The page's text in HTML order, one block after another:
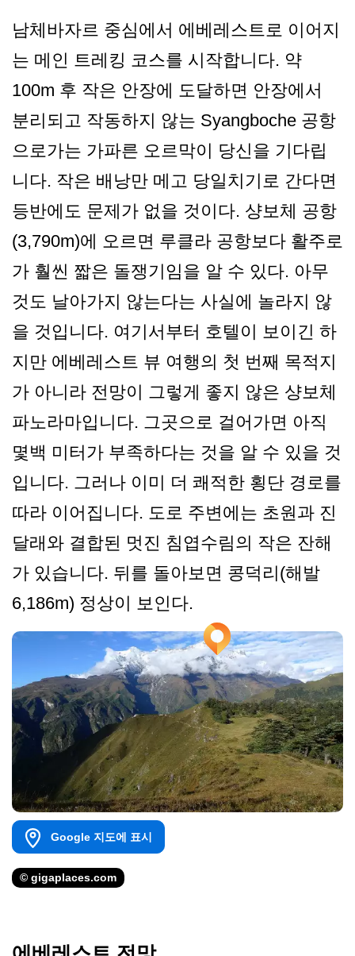
남체바자르 중심에서 에베레스트로 이어지
는 메인 트레킹 코스를 시작합니다. 약
100m 후 작은 안장에 도달하면 안장에서
분리되고 작동하지 않는 Syangboche 공항
으로가는 가파른 오르막이 당신을 기다립
니다. 작은 배낭만 메고 당일치기로 간다면
등반에도 문제가 없을 것이다. 샹보체 공항
(3,790m)에 오르면 루클라 공항보다 활주로
가 훨씬 짧은 돌쟁기임을 알 수 있다. 아무
것도 날아가지 않는다는 사실에 놀라지 않
을 것입니다. 여기서부터 호텔이 보이긴 하
지만 에베레스트 뷰 여행의 첫 번째 목적지
가 아니라 전망이 그렇게 좋지 않은 샹보체
파노라마입니다. 그곳으로 걸어가면 아직
몇백 미터가 부족하다는 것을 알 수 있을 것
입니다. 그러나 이미 더 쾌적한 횡단 경로를
따라 이어집니다. 도로 주변에는 초원과 진
달래와 결합된 멋진 침엽수림의 작은 잔해
가 있습니다. 뒤를 돌아보면 콩덕리(해발
6,186m) 정상이 보인다.
Google 지도에 표시
© gigaplaces.com